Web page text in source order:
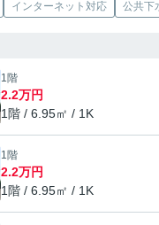
インターネット対応 公共下
1階
2.2万円
1階 / 6.95㎡ / 1K
1階
2.2万円
1階 / 6.95㎡ / 1K